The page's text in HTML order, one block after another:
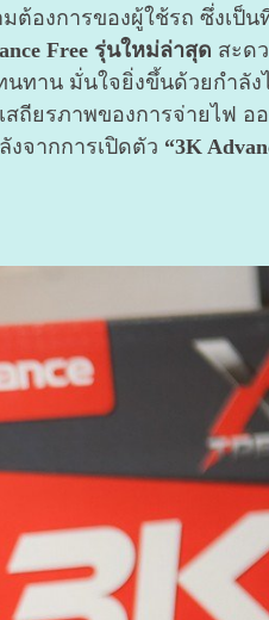
ต้องการของผู้ใช้รถ ซึ่งเป็
Free รุ่นใหม่ล่าสุด สะด
ทาน มั่นใจยิ่งขึ้นด้วยกำลัง
สถียรภาพของการจ่ายไฟ อ
จากการเปิดตัว “3K